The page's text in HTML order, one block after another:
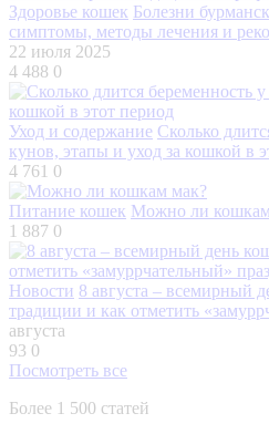
Здоровье кошек Болезни
симптомы, методы лечения и
22 июля 2025
4 488 0
Уход и содержание Сколько
кунов, этапы и уход за кошкой в
4 761 0
Питание кошек Можно ли
1 887 0
Новости 8 августа – всемирный
традиции и как отметить
августа
93 0
Посмотреть все
Более 1 500 статей